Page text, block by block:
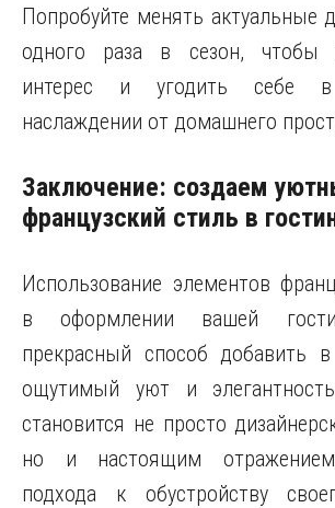
Попробуйте менять актуальные
одного раза в сезон, чтобы
интерес и угодить себе в
наслаждении от домашнего
Заключение: создаем
французский стиль в
Использование элементов
в оформлении вашей
прекрасный способ добавить в
ощутимый уют и
становится не просто
но и настоящим отражением
подхода к обустройству